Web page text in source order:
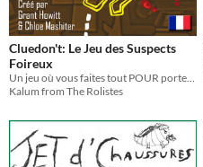
Cluedon't: Le Jeu des Suspects
Foireux
Kalum from The Rolistes